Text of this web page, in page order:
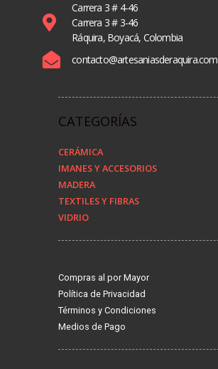
Carrera 3 # 4-46
Carrera 3 # 3-46
Ráquira, Boyacá, Colombia
contacto@artesaniasderaquira.com
CATEGORÍAS
CERÁMICA
IMANES Y ACCESORIOS
MADERA
TEXTILES Y FIBRAS
VIDRIO
Compras al por Mayor
Política de Privacidad
Términos y Condiciones
Medios de Pago